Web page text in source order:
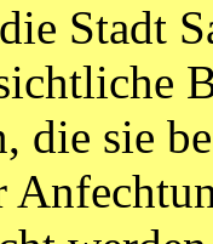
Stadt
die sie